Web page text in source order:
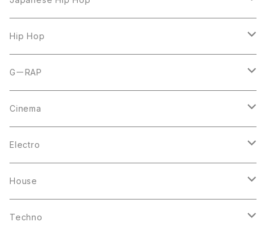
7inch
CD
12inch
10inch
Casette Tape
12inch
LP
Hip Hop
LP
12inch
CD
GーRAP
12inch
LP
Cinema
LP
12inch
DVD
Electro
12inch
LP
House
LP
Techno